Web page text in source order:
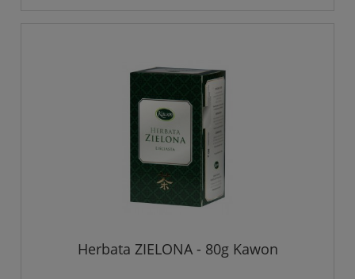
Herbata ZIELONA - 80g Kawon